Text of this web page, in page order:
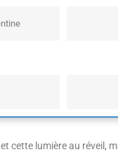
lumière au réveil,